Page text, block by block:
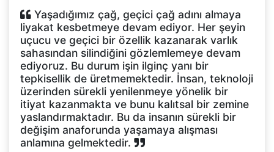
Yaşadığımız çağ, geçici çağ adını almaya
liyakat kesbetmeye devam ediyor. Her şeyin
uçucu ve geçici bir özellik kazanarak varlık
sahasından silindiğini gözlemlemeye devam
ediyoruz. Bu durum işin ilginç yanı bir
tepkisellik de üretmemektedir. İnsan, teknoloji
üzerinden sürekli yenilenmeye yönelik bir
itiyat kazanmakta ve bunu kalıtsal bir zemine
yaslandırmaktadır. Bu da insanın sürekli bir
değişim anaforunda yaşamaya alışması
anlamına gelmektedir.